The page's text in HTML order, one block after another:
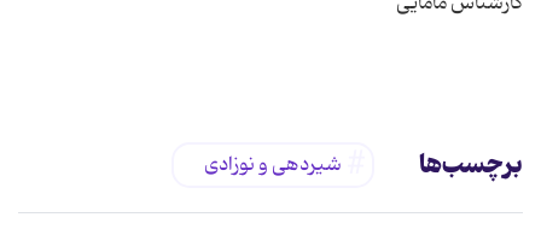
برچسب‌ها شیردهی و نوزادی